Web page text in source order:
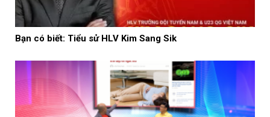
Bạn có biết: Tiểu sử HLV Kim Sang Sik